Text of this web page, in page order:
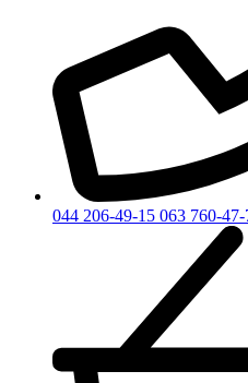
044 206-49-15 063 760-47-